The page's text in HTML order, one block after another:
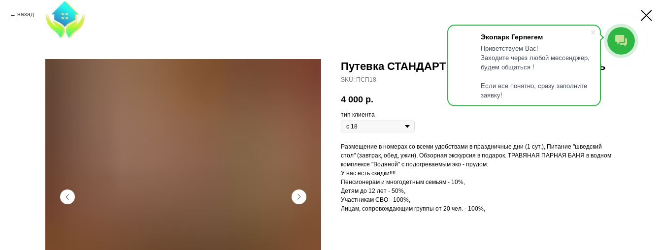
Экопарк Герпегем
Приветствуем Вас!
Заходите через любой мессенджер,
будем общаться !
Если все понятно, сразу заполните
заявку!
назад
Путевка СТАНДАРТ праздники (2 дн. 1нч.) 1 гость
SKU: ПСП18
4 000 р.
тип клиента
Размещение в номерах со всеми удобствами в праздничные дни (1 сут.), Питание "шведский
стол" (завтрак, обед, ужин), Обзорная экскурсия в подарок. ТРАВЯНАЯ ПАРНАЯ БАНЯ в водном
комплексе "Водяной" с подогреваемым эко - прудом.
У нас есть скидки!!!!
Пенсионерам и многодетным семьям - 10%,
Детям до 12 лет - 50%,
Участникам СВО - 100%,
Лицам, сопровождающим группы от 20 чел. - 100%,